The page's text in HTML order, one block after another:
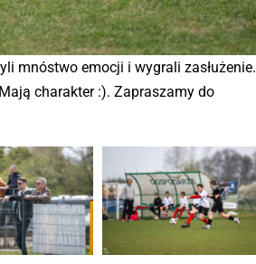
mnóstwo emocji i wygrali zasłużenie.
charakter :). Zapraszamy do